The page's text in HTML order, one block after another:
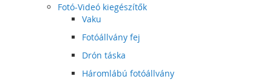
Fotó-Videó kiegészítők
Vaku
Fotóállvány fej
Drón táska
Háromlábú fotóállvány